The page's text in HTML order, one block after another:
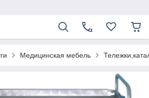
Медицинская мебель